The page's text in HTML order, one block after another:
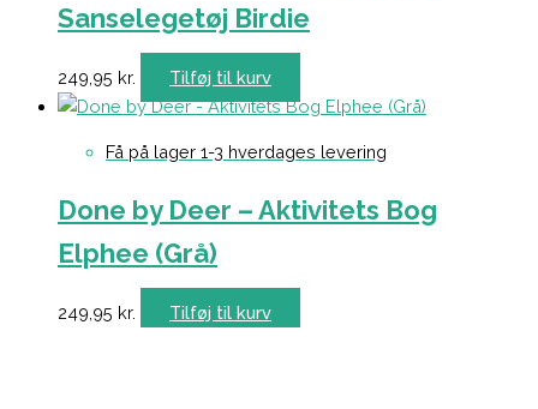
Sanselegetøj Birdie
249,95 kr. Tilføj til kurv
Få på lager 1-3 hverdages levering
Done by Deer – Aktivitets Bog
Elphee (Grå)
249,95 kr. Tilføj til kurv